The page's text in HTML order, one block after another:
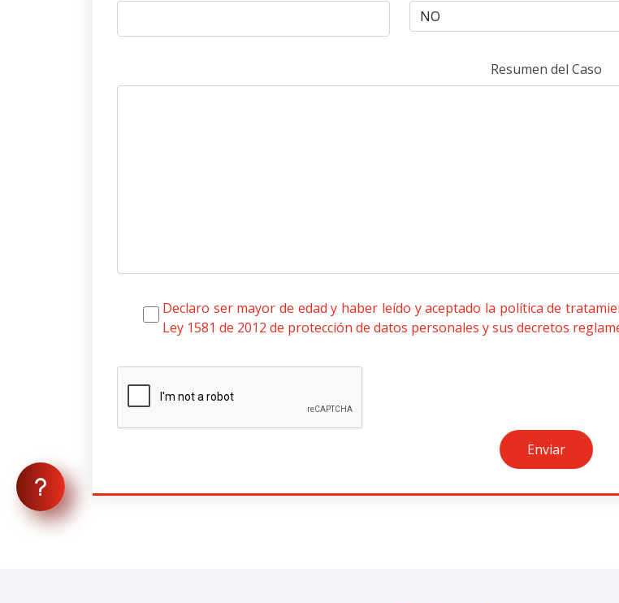
Resumen del Caso
Declaro ser mayor de edad y haber leído y aceptado la política de
Ley 1581 de 2012 de protección de datos personales y sus decretos
Enviar